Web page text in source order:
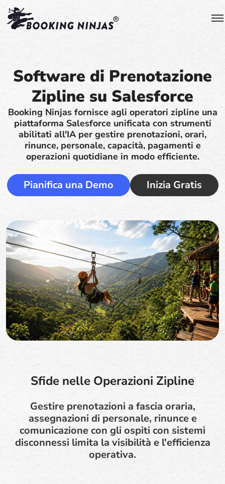
Software di Prenotazione
Zipline su Salesforce
Booking Ninjas fornisce agli operatori zipline una
piattaforma Salesforce unificata con strumenti
abilitati all'IA per gestire prenotazioni, orari,
rinunce, personale, capacità, pagamenti e
operazioni quotidiane in modo efficiente.
Pianifica una Demo Inizia Gratis
Sfide nelle Operazioni Zipline
Gestire prenotazioni a fascia oraria,
assegnazioni di personale, rinunce e
comunicazione con gli ospiti con sistemi
disconnessi limita la visibilità e l'efficienza
operativa.